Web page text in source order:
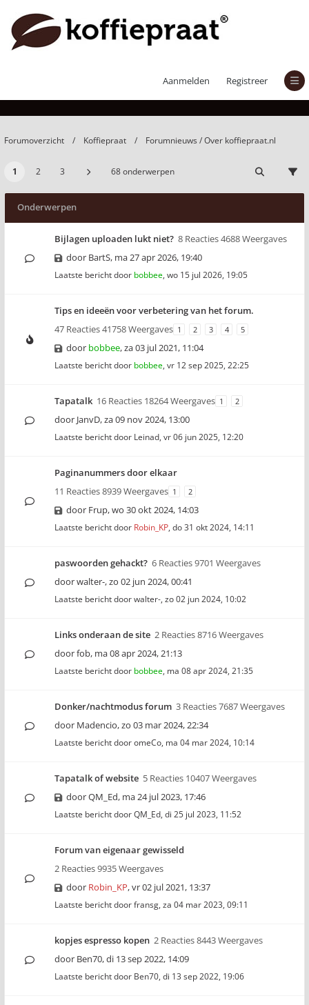
Aanmelden Registreer
Forumnieuws / Over koffiepraat.nl
Forumoverzicht Koffiepraat Forumnieuws / Over koffiepraat.nl
1 2 3 68 onderwerpen
Onderwerpen
Bijlagen uploaden lukt niet? 8 Reacties 4688 Weergaves
door BartS, ma 27 apr 2026, 19:40
Laatste bericht door bobbee, wo 15 jul 2026, 19:05
Tips en ideeën voor verbetering van het forum.
47 Reacties 41758 Weergaves 1 2 3 4 5
door bobbee,za 03 jul 2021, 11:04
Laatste bericht door bobbee, vr 12 sep 2025, 22:25
Tapatalk 16 Reacties 18264 Weergaves 1 2
door JanvD,za 09 nov 2024, 13:00
Laatste bericht door Leinad, vr 06 jun 2025, 12:20
Paginanummers door elkaar
11 Reacties 8939 Weergaves 1 2
door Frup,wo 30 okt 2024, 14:03
Laatste bericht door Robin_KP, do 31 okt 2024, 14:11
paswoorden gehackt? 6 Reacties 9701 Weergaves
doorwalter-,zo 02 jun 2024, 00:41
Laatste bericht doorwalter-, zo 02 jun 2024, 10:02
Links onderaan de site 2 Reacties 8716 Weergaves
doorfob, ma 08 apr 2024, 21:13
Laatste bericht door bobbee, ma 08 apr 2024, 21:35
Donker/nachtmodus forum 3 Reacties 7687 Weergaves
door Madencio,zo 03 mar 2024, 22:34
Laatste bericht dooromeCo, ma 04 mar 2024, 10:14
Tapatalk of website 5 Reacties 10407 Weergaves
doorQM_Ed, ma 24 jul 2023, 17:46
Laatste bericht doorQM_Ed, di 25 jul 2023, 11:52
Forum van eigenaar gewisseld
2 Reacties 9935 Weergaves
door Robin_KP,vr 02 jul 2021, 13:37
Laatste bericht doorfransg, za 04 mar 2023, 09:11
kopjes espresso kopen 2 Reacties 8443 Weergaves
door Ben70,di 13 sep 2022, 14:09
Laatste bericht door Ben70, di 13 sep 2022, 19:06